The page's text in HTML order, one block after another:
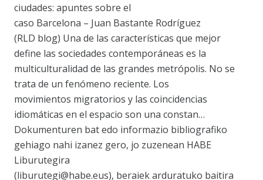
ciudades: apuntes sobre el
caso Barcelona – Juan Bastante Rodríguez
(RLD blog) Una de las características que mejor
define las sociedades contemporáneas es la
multiculturalidad de las grandes metrópolis. No se
trata de un fenómeno reciente. Los
movimientos migratorios y las coincidencias
idiomáticas en el espacio son una constan…
Dokumenturen bat edo informazio bibliografiko
gehiago nahi izanez gero, jo zuzenean HABE
Liburutegira
(liburutegi@habe.eus), beraiek arduratuko baitira